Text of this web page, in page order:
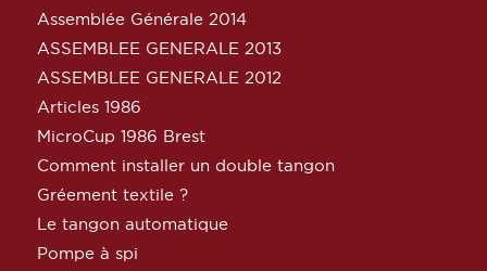
Assemblée Générale 2014
ASSEMBLEE GENERALE 2013
ASSEMBLEE GENERALE 2012
Articles 1986
MicroCup 1986 Brest
Comment installer un double tangon
Gréement textile ?
Le tangon automatique
Pompe à spi